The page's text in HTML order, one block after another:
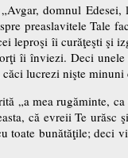
domnul
preaslavitele Tale
leproşi îi curăţeşti şi
îi înviezi. Deci unele
lucrezi nişte minuni
„a mea rugăminte,
că evreii Te urăsc
toate bunătăţile; deci